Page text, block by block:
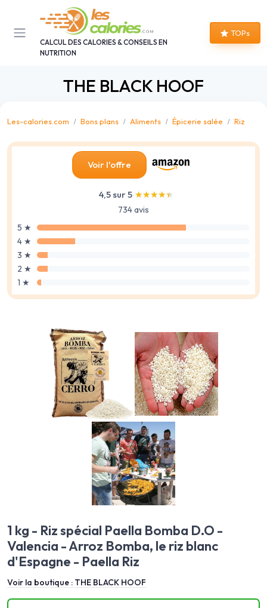
CALCUL DES CALORIES & CONSEILS EN
NUTRITION
TOPs
THE BLACK HOOF
Les-calories.com Bons plans Aliments Épicerie salée Riz
Voir l'offre
4,5 sur 5 ★★★★★
★★★★★
734 avis
5 ★
4 ★
3 ★
2 ★
1 ★
1 kg - Riz spécial Paella Bomba D.O -
Valencia - Arroz Bomba, le riz blanc
d'Espagne - Paella Riz
Voir la boutique : THE BLACK HOOF
Panneau de gestion des cookies